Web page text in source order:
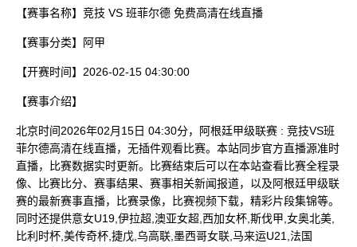
【赛事名称】 竞技 VS 班菲尔德 免费高清在线直播
【赛事分类】 阿甲
【开赛时间】 2026-02-15 04:30:00
【赛事介绍】
北京时间2026年02月15日 04:30分，阿根廷甲级联赛 : 竞技VS班
菲尔德高清在线直播，无插件观看比赛。本站同步官方直播源准时
直播，比赛数据实时更新。比赛结束后可以在本站查看比赛全程录
像、比赛比分、赛事结果、赛事相关新闻报道，以及阿根廷甲级联
赛的最新赛事直播，比赛录像，比赛视频下载，精彩片段集锦等。
同时还提供意女U19,伊拉超,澳亚女超,西加女杯,斯伐甲,女奥北美,
比利时杯,美传奇杯,捷戊,乌高联,墨西哥女联,马来运U21,法国